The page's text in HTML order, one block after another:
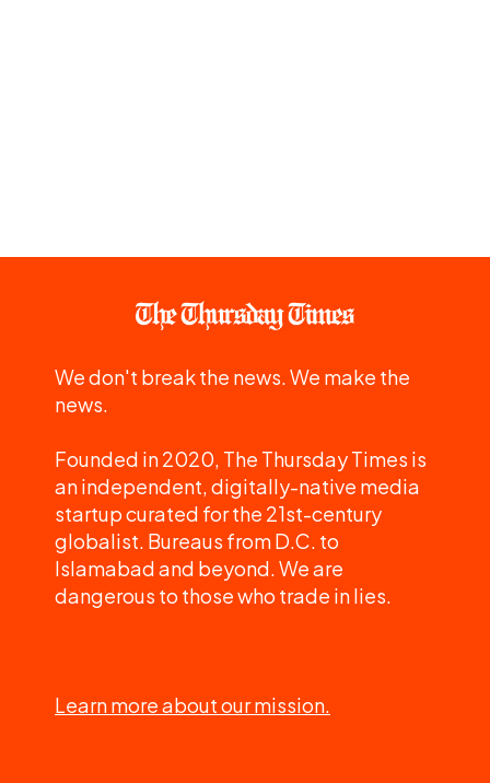
We don't break the news. We make the
news.
Founded in 2020, The Thursday Times is
an independent, digitally-native media
startup curated for the 21st-century
globalist. Bureaus from D.C. to
Islamabad and beyond. We are
dangerous to those who trade in lies.
Learn more about our mission.